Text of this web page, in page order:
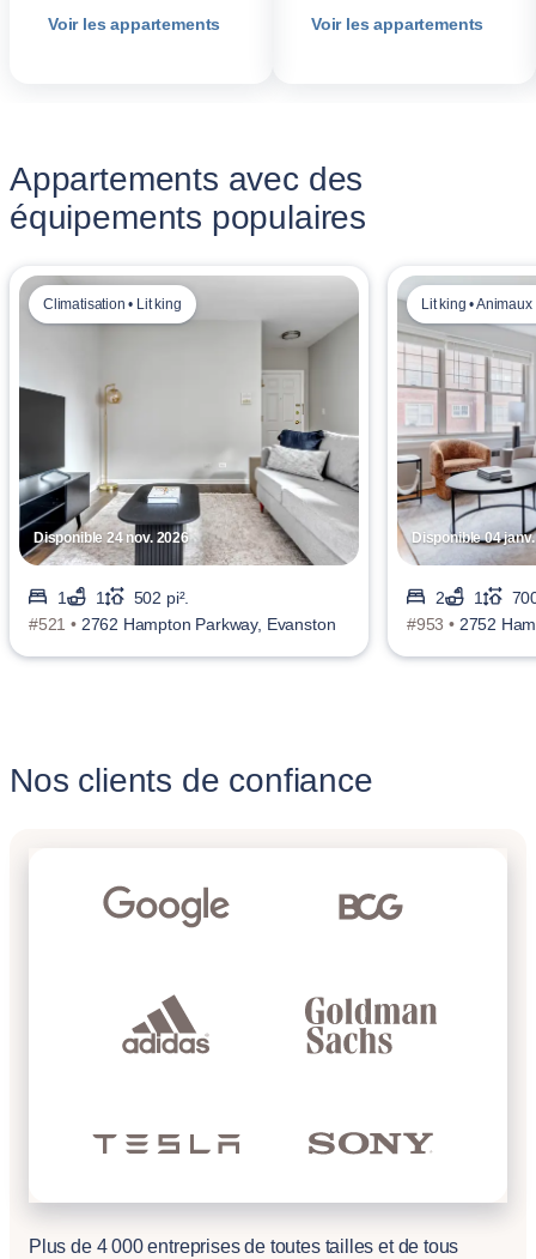
Voir les appartements Voir les appartements
Appartements avec des
équipements populaires
Disponible 24 nov. 2026
Climatisation • Lit king
1 1
502 pi².
#521 • 2762 Hampton Parkway, Evanston
Disponible 04
Lit king •
2 1
#953 • 2752
Nos clients de confiance
Plus de 4 000 entreprises de toutes tailles et de tous